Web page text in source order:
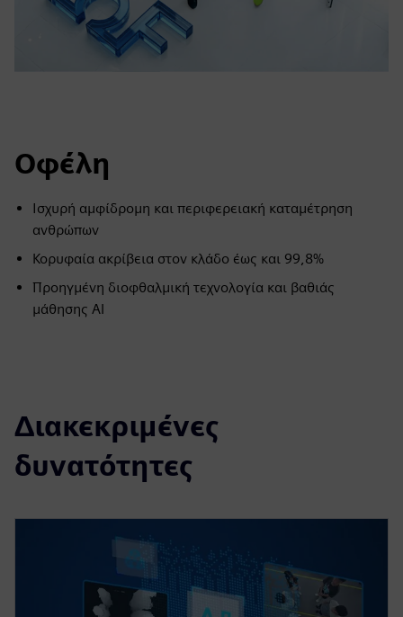
Οφέλη
Ισχυρή αμφίδρομη και περιφερειακή καταμέτρηση
ανθρώπων
Κορυφαία ακρίβεια στον κλάδο έως και 99,8%
Προηγμένη διοφθαλμική τεχνολογία και βαθιάς
μάθησης AI
Διακεκριμένες
δυνατότητες